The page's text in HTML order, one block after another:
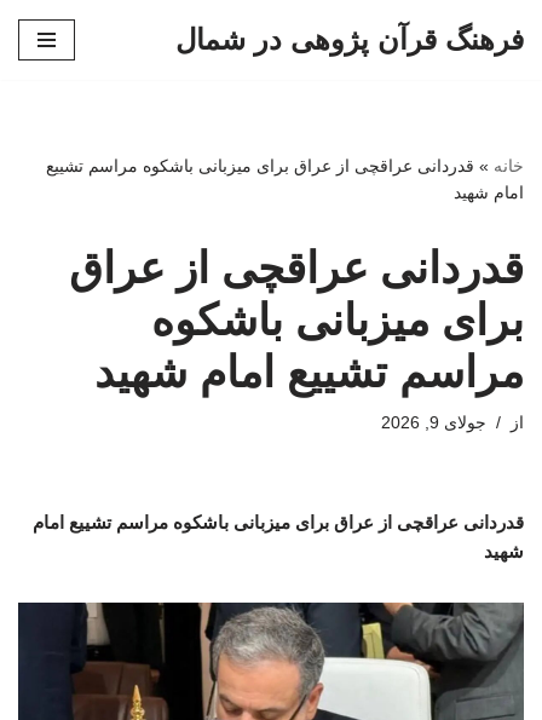
فرهنگ قرآن پژوهی در شمال
خانه » قدردانی عراقچی از عراق برای میزبانی باشکوه مراسم تشییع
امام شهید
قدردانی عراقچی از عراق
برای میزبانی باشکوه
مراسم تشییع امام شهید
از جولای 9, 2026
قدردانی عراقچی از عراق برای میزبانی باشکوه مراسم تشییع امام
شهید